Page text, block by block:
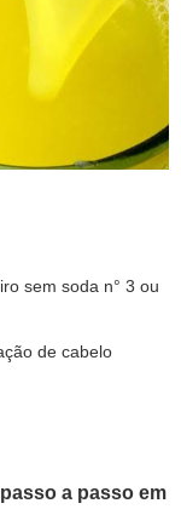
sem soda n° 3 ou
de cabelo
a passo em